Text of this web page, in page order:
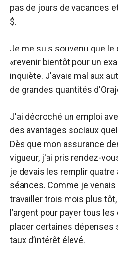
pas de jours de vacances
$.
Je me suis souvenu que le
«revenir bientôt pour un
inquiète. J'avais mal aux
de grandes quantités
J'ai décroché un emploi
des avantages sociaux
Dès que mon assurance
vigueur, j'ai pris rendez-
je devais les remplir quatre
séances. Comme je
travailler trois mois plus tôt,
l’argent pour payer tous
placer certaines dépenses
taux d’intérêt élevé.